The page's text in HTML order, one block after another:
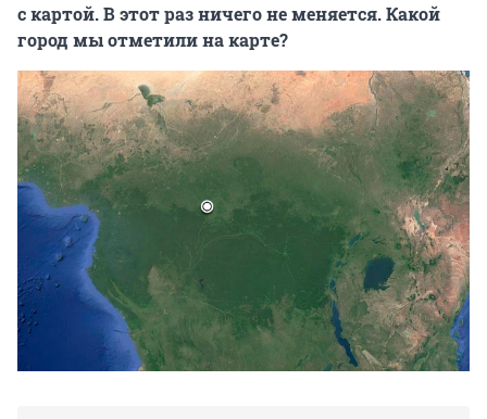
с картой. В этот раз ничего не меняется. Какой
город мы отметили на карте?